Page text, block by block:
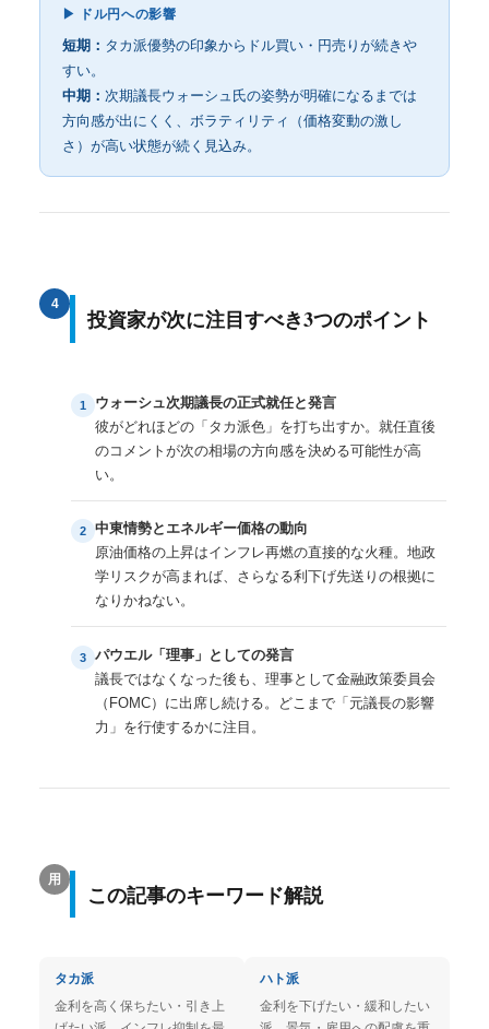
▶ ドル円への影響
短期： タカ派優勢の印象からドル買い・円売りが続きや
すい。
中期： 次期議長ウォーシュ氏の姿勢が明確になるまでは
方向感が出にくく、ボラティリティ（価格変動の激し
さ）が高い状態が続く見込み。
4
投資家が次に注目すべき3つのポイント
1
ウォーシュ次期議長の正式就任と発言
彼がどれほどの「タカ派色」を打ち出すか。就任直後
のコメントが次の相場の方向感を決める可能性が高
い。
2
中東情勢とエネルギー価格の動向
原油価格の上昇はインフレ再燃の直接的な火種。地政
学リスクが高まれば、さらなる利下げ先送りの根拠に
なりかねない。
3
パウエル「理事」としての発言
議長ではなくなった後も、理事として金融政策委員会
（FOMC）に出席し続ける。どこまで「元議長の影響
力」を行使するかに注目。
用
この記事のキーワード解説
タカ派
金利を高く保ちたい・引き上
ハト派
金利を下げたい・緩和したい